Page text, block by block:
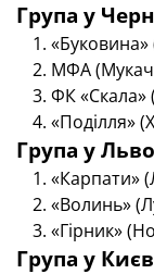
Група у
«Буковина»
МФА
ФК
«Поділля»
Група у
«Карпати»
«Волинь»
«Гірник»
Група у